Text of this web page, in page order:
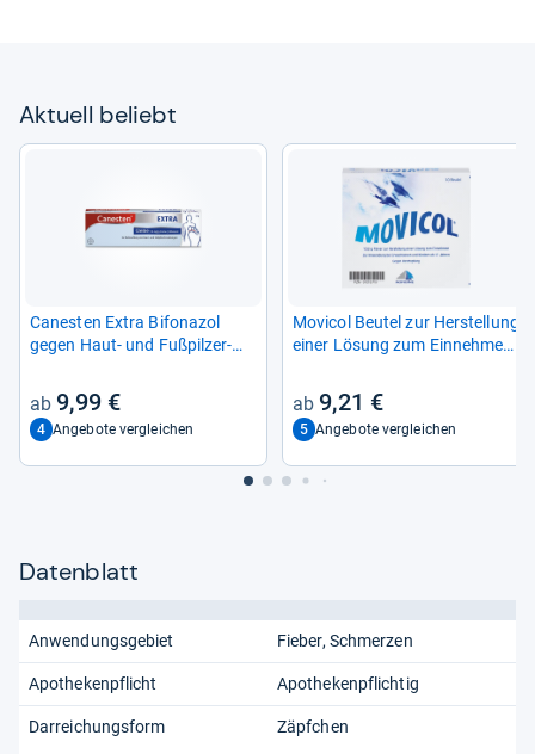
Aktu­ell beliebt
Canes­ten Extra Bifona­zol
gegen Haut-​ und Fuß­pil­zer­
9,99 €
4 Angebote vergleichen
Movi­col Beu­tel zur Her­stel­lung
einer Lösung zum Ein­neh­men
9,21 €
5 Angebote vergleichen
Datenblatt
Anwendungsgebiet Fieber, Schmerzen
Apothekenpflicht Apothekenpflichtig
Darreichungsform Zäpfchen